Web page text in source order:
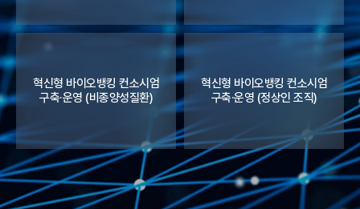
혁신형 바이오뱅킹 컨소시엄
구축·운영 (비종양성질환)
혁신형 바이오뱅킹 컨소시엄
구축·운영 (정상인 조직)